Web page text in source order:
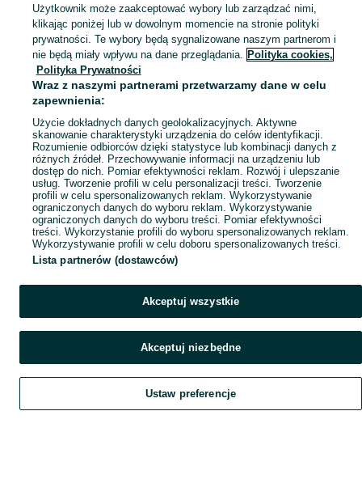
Skorzystaj z największego serwisu ogłoszeniowego - Smoląg i okolice! Kupuj to, czego pragniesz i sprzedawaj to, czego już nie potrzebujesz! Zobacz
Mapa kategorii
Mapa miejscowości
Mapa ministron
Szukaj Obserwujesz Dodaj Czat Konto
Użytkownik może zaakceptować wybory lub zarządzać nimi,
klikając poniżej lub w dowolnym momencie na stronie polityki
prywatności. Te wybory będą sygnalizowane naszym partnerom i
nie będą miały wpływu na dane przeglądania. Polityka cookies,
Polityka Prywatności
Wraz z naszymi partnerami przetwarzamy dane w celu
zapewnienia:
Użycie dokładnych danych geolokalizacyjnych. Aktywne
skanowanie charakterystyki urządzenia do celów identyfikacji.
Rozumienie odbiorców dzięki statystyce lub kombinacji danych z
różnych źródeł. Przechowywanie informacji na urządzeniu lub
dostęp do nich. Pomiar efektywności reklam. Rozwój i ulepszanie
usług. Tworzenie profili w celu personalizacji treści. Tworzenie
profili w celu spersonalizowanych reklam. Wykorzystywanie
ograniczonych danych do wyboru reklam. Wykorzystywanie
ograniczonych danych do wyboru treści. Pomiar efektywności
treści. Wykorzystanie profili do wyboru spersonalizowanych reklam.
Wykorzystywanie profili w celu doboru spersonalizowanych treści.
Lista partnerów (dostawców)
Akceptuj wszystkie
Akceptuj niezbędne
Ustaw preferencje